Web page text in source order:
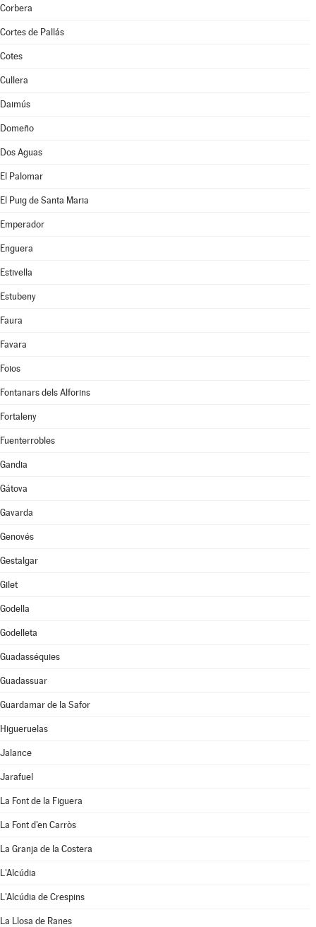
Corbera
Cortes de Pallás
Cotes
Cullera
Daimús
Domeño
Dos Aguas
El Palomar
El Puig de Santa Maria
Emperador
Enguera
Estivella
Estubeny
Faura
Favara
Foios
Fontanars dels Alforins
Fortaleny
Fuenterrobles
Gandia
Gátova
Gavarda
Genovés
Gestalgar
Gilet
Godella
Godelleta
Guadasséquies
Guadassuar
Guardamar de la Safor
Higueruelas
Jalance
Jarafuel
La Font de la Figuera
La Font d'en Carròs
La Granja de la Costera
L'Alcúdia
L'Alcúdia de Crespins
La Llosa de Ranes